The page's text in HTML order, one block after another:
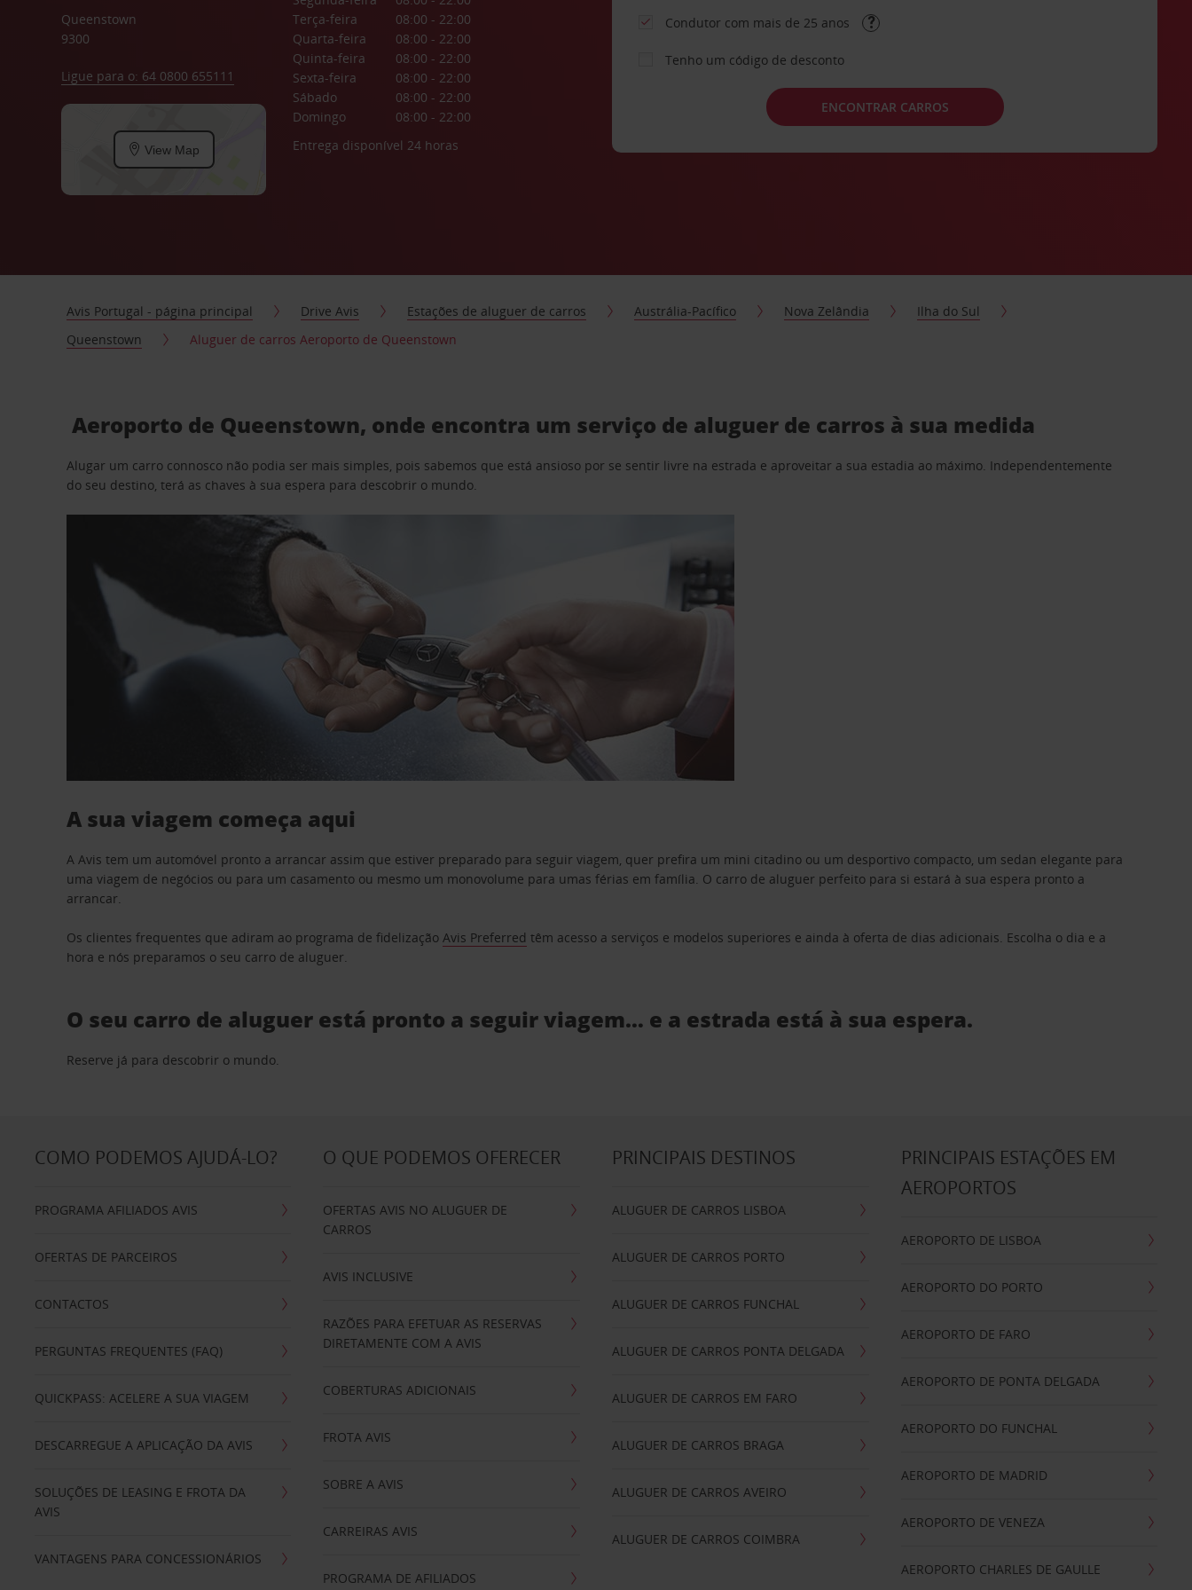
Queenstown
9300
Ligue para o: 64 0800 655111
View Map
Terça-feira
08:00 - 22:00
Quarta-feira
08:00 - 22:00
Quinta-feira
08:00 - 22:00
Sexta-feira
08:00 - 22:00
Sábado
08:00 - 22:00
Domingo
08:00 - 22:00
Entrega disponível 24 horas
Condutor com mais de 25 anos
Tenho um código de desconto
ENCONTRAR CARROS
Avis Portugal - página principal Drive Avis Estações de aluguer de carros Austrália-Pacífico Nova Zelândia
Ilha do Sul
Queenstown
Aluguer de carros Aeroporto de Queenstown
Aeroporto de Queenstown, onde encontra um serviço de aluguer de carros à sua medida
Alugar um carro connosco não podia ser mais simples, pois sabemos que está ansioso por se sentir livre na estrada e aproveitar a sua estadia ao máximo. Independentemente
do seu destino, terá as chaves à sua espera para descobrir o mundo.
A sua viagem começa aqui
A Avis tem um automóvel pronto a arrancar assim que estiver preparado para seguir viagem, quer prefira um mini citadino ou um desportivo compacto, um sedan elegante para
uma viagem de negócios ou para um casamento ou mesmo um monovolume para umas férias em família. O carro de aluguer perfeito para si estará à sua espera pronto a
arrancar.
Os clientes frequentes que adiram ao programa de fidelizaçãoAvis Preferred têm acesso a serviços e modelos superiores e ainda à oferta de dias adicionais. Escolha o dia e a
hora e nós preparamos o seu carro de aluguer.
O seu carro de aluguer está pronto a seguir viagem… e a estrada está à sua espera.
Reserve já para descobrir o mundo.
COMO PODEMOS AJUDÁ-LO?
PROGRAMA AFILIADOS AVIS
OFERTAS DE PARCEIROS
CONTACTOS
PERGUNTAS FREQUENTES (FAQ)
QUICKPASS: ACELERE A SUA VIAGEM
DESCARREGUE A APLICAÇÃO DA AVIS
SOLUÇÕES DE LEASING E FROTA DA
AVIS
VANTAGENS PARA CONCESSIONÁRIOS
O QUE PODEMOS OFERECER
OFERTAS AVIS NO ALUGUER DE
CARROS
AVIS INCLUSIVE
RAZÕES PARA EFETUAR AS RESERVAS
DIRETAMENTE COM A AVIS
COBERTURAS ADICIONAIS
FROTA AVIS
SOBRE A AVIS
CARREIRAS AVIS
PROGRAMA DE AFILIADOS
PRINCIPAIS DESTINOS
ALUGUER DE CARROS LISBOA
ALUGUER DE CARROS PORTO
ALUGUER DE CARROS FUNCHAL
ALUGUER DE CARROS PONTA DELGADA
ALUGUER DE CARROS EM FARO
ALUGUER DE CARROS BRAGA
ALUGUER DE CARROS AVEIRO
ALUGUER DE CARROS COIMBRA
PRINCIPAIS ESTAÇÕES EM
AEROPORTOS
AEROPORTO DE LISBOA
AEROPORTO DO PORTO
AEROPORTO DE FARO
AEROPORTO DE PONTA DELGADA
AEROPORTO DO FUNCHAL
AEROPORTO DE MADRID
AEROPORTO DE VENEZA
AEROPORTO CHARLES DE GAULLE